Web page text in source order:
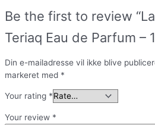
Be the first to review
Teriaq Eau de Parfum –
Din e-mailadresse vil ikke blive
markeret med *
Your rating *
Your review *